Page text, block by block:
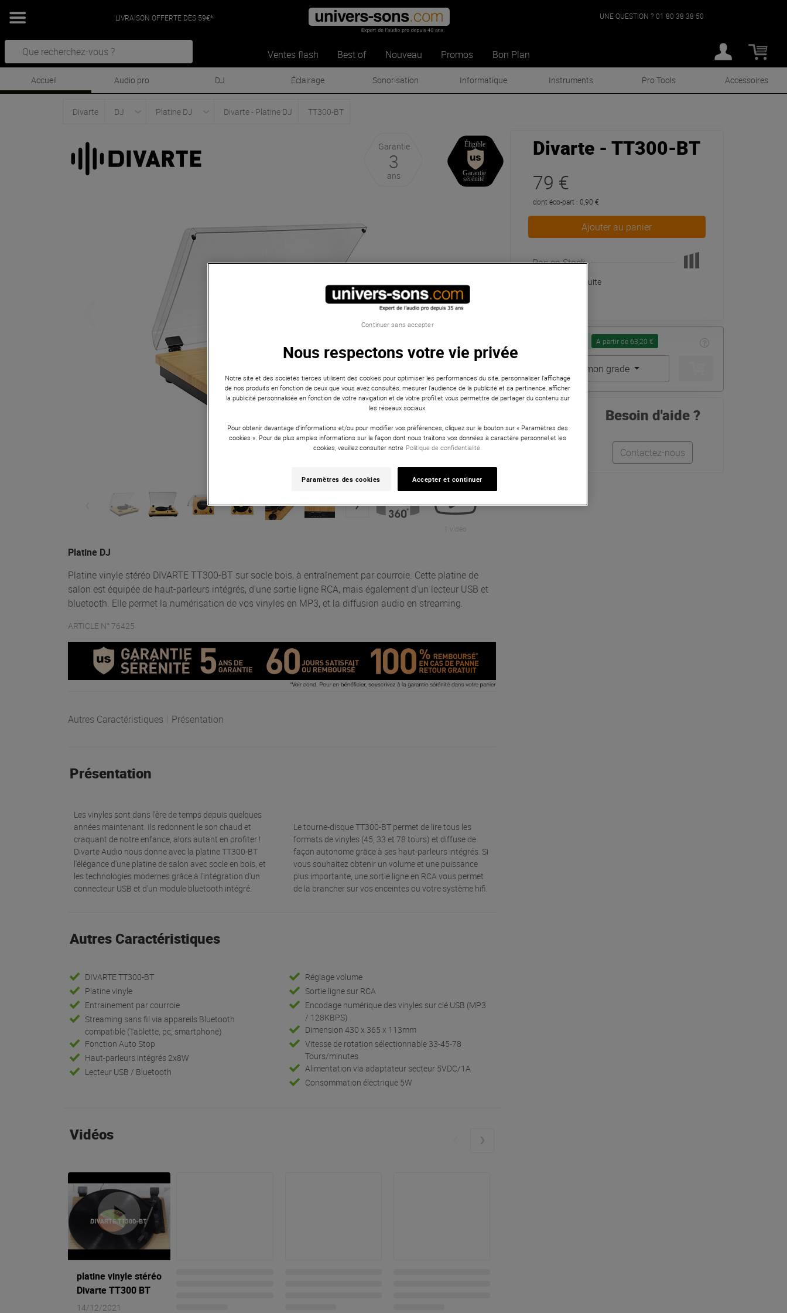
LIVRAISON OFFERTE DÈS 59€*
Ventes flash Best of Nouveau Promos Bon Plan
UNE QUESTION ? 01 80 38 38 50
Accueil Audio pro DJ Éclairage Sonorisation Informatique Instruments Pro Tools Accessoires
Divarte DJ Platine DJ Divarte - Platine DJ TT300-BT
Garantie
3
ans
1 vidéo
Platine DJ
Platine vinyle stéréo DIVARTE TT300-BT sur socle bois, à entraînement par courroie. Cette platine de
salon est équipée de haut-parleurs intégrés, d'une sortie ligne RCA, mais également d'un lecteur USB et
bluetooth. Elle permet la numérisation de vos vinyles en MP3, et la diffusion audio en streaming.
ARTICLE N° 76425
Autres Caractéristiques Présentation
Présentation
Les vinyles sont dans l'ère de temps depuis quelques
années maintenant. Ils redonnent le son chaud et
craquant de notre enfance, alors autant en profiter !
Divarte Audio nous donne avec la platine TT300-BT
l'élégance d'une platine de salon avec socle en bois, et
les technologies modernes grâce à l'intégration d'un
connecteur USB et d'un module bluetooth intégré.
Le tourne-disque TT300-BT permet de lire tous les
formats de vinyles (45, 33 et 78 tours) et diffuse de
façon autonome grâce à ses haut-parleurs intégrés. Si
vous souhaitez obtenir un volume et une puissance
plus importante, une sortie ligne en RCA vous permet
de la brancher sur vos enceintes ou votre système hifi.
Autres Caractéristiques
DIVARTE TT300-BT
Platine vinyle
Entrainement par courroie
Streaming sans fil via appareils Bluetooth
compatible (Tablette, pc, smartphone)
Fonction Auto Stop
Haut-parleurs intégrés 2x8W
Lecteur USB / Bluetooth
Réglage volume
Sortie ligne sur RCA
Encodage numérique des vinyles sur clé USB (MP3
/ 128KBPS)
Dimension 430 x 365 x 113mm
Vitesse de rotation sélectionnable 33-45-78
Tours/minutes
Alimentation via adaptateur secteur 5VDC/1A
Consommation électrique 5W
Vidéos
platine vinyle stéréo
Divarte TT300 BT
14/12/2021
Divarte - TT300-BT
79 €
dont éco-part : 0,90 €
Ajouter au panier
Pas en Stock
Livraison Gratuite
A partir de 63,20 €
Choisir mon grade
Besoin d'aide ?
Contactez-nous
Nous respectons votre vie privée
Notre site et des sociétés tierces utilisent des cookies pour optimiser les performances du site, personnaliser l’affichage
de nos produits en fonction de ceux que vous avez consultés, mesurer l'audience de la publicité et sa pertinence, afficher
la publicité personnalisée en fonction de votre navigation et de votre profil et vous permettre de partager du contenu sur
les réseaux sociaux.
Pour obtenir davantage d'informations et/ou pour modifier vos préférences, cliquez sur le bouton sur « Paramètres des
cookies ». Pour de plus amples informations sur la façon dont nous traitons vos données à caractère personnel et les
cookies, veuillez consulter notre Politique de confidentialité.
Paramètres des cookies Accepter et continuer
Continuer sans accepter